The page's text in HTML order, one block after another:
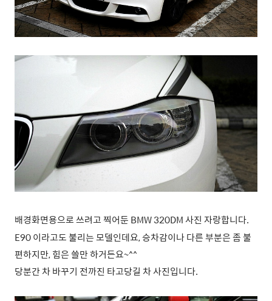
배경화면용으로 쓰려고 찍어둔 BMW 320DM 사진 자랑합니다.
E90 이라고도 불리는 모델인데요, 승차감이나 다른 부분은 좀 불
편하지만, 힘은 쓸만 하거든요~^^
당분간 차 바꾸기 전까진 타고당길 차 사진입니다.